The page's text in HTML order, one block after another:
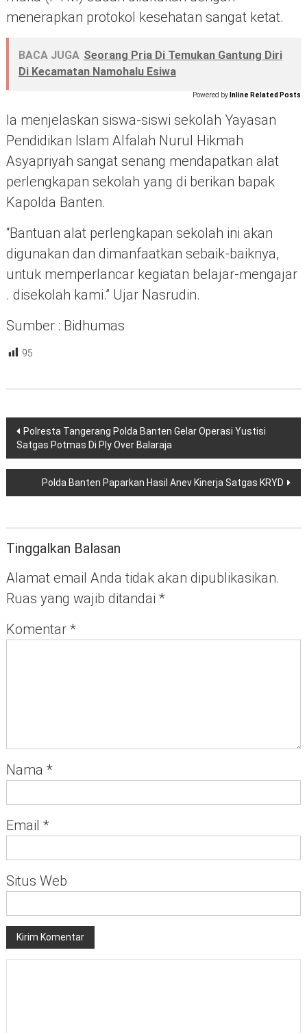
menerapkan protokol kesehatan sangat ketat.
BACA JUGA Seorang Pria Di Temukan Gantung Diri
Di Kecamatan Namohalu Esiwa
Powered by Inline Related Posts
Ia menjelaskan siswa-siswi sekolah Yayasan
Pendidikan Islam Alfalah Nurul Hikmah
Asyapriyah sangat senang mendapatkan alat
perlengkapan sekolah yang di berikan bapak
Kapolda Banten.
“Bantuan alat perlengkapan sekolah ini akan
digunakan dan dimanfaatkan sebaik-baiknya,
untuk memperlancar kegiatan belajar-mengajar
. disekolah kami.” Ujar Nasrudin.
Sumber : Bidhumas
95
Navigasi
pos
Polresta Tangerang Polda Banten Gelar Operasi Yustisi
Satgas Potmas Di Ply Over Balaraja
Polda Banten Paparkan Hasil Anev Kinerja Satgas KRYD
Tinggalkan Balasan
Alamat email Anda tidak akan dipublikasikan.
Ruas yang wajib ditandai *
Komentar *
Nama *
Email *
Situs Web